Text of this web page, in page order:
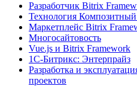
Разработчик Bitrix
Технология Композитный
Маркетплейс Bitrix
Многосайтовость
Vue.js и Bitrix Framework
1С-Битрикс: Энтерпрайз
Разработка и
проектов